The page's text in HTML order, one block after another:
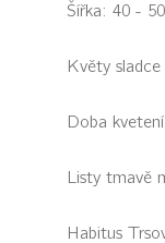
Šířka: 40 -
Květy
Doba
Listy tmavě
Habitus